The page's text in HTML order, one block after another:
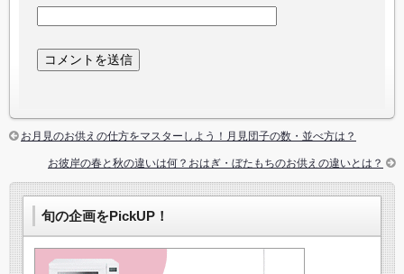
お月見のお供えの仕方をマスターしよう！月見団子の数・並べ方は？
お彼岸の春と秋の違いは何？おはぎ・ぼたもちのお供えの違いとは？
旬の企画をPickUP！